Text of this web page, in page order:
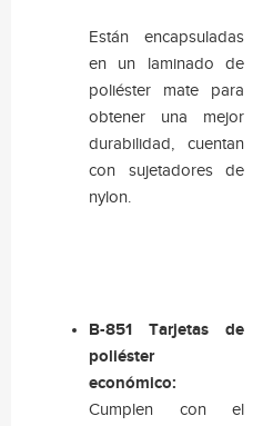
Están encapsuladas
en un laminado de
poliéster mate para
obtener una mejor
durabilidad, cuentan
con sujetadores de
nylon.
B-851 Tarjetas de
poliéster
económico:
Cumplen con el